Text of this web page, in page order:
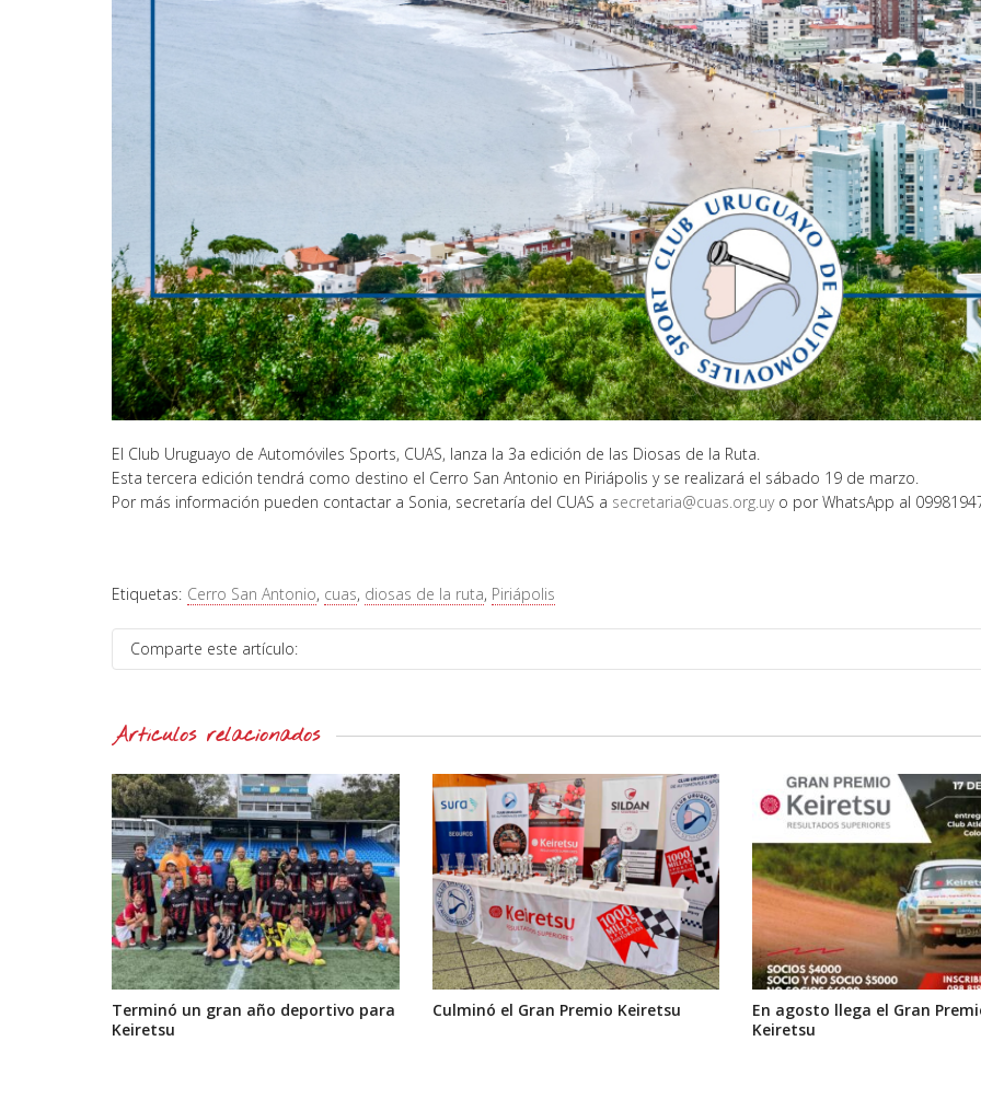
El Club Uruguayo de Automóviles Sports, CUAS, lanza la 3a edición de las Diosas de la Ruta.
Esta tercera edición tendrá como destino el Cerro San Antonio en Piriápolis y se realizará el sábado 19 de marzo.
Por más información pueden contactar a Sonia, secretaría del CUAS a secretaria@cuas.org.uyo por WhatsApp al
Etiquetas: Cerro San Antonio, cuas, diosas de la ruta, Piriápolis
Comparte este artículo:
Artículos relacionados
Terminó un gran año deportivo para
Keiretsu
Culminó el Gran Premio Keiretsu
En agosto llega el Gran
Keiretsu